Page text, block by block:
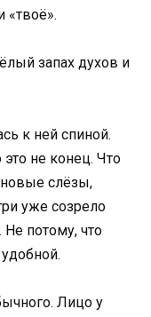
«твоё».
запах духов и
к ней спиной.
это не конец. Что
слёзы,
уже созрело
Не потому, что
Лицо у